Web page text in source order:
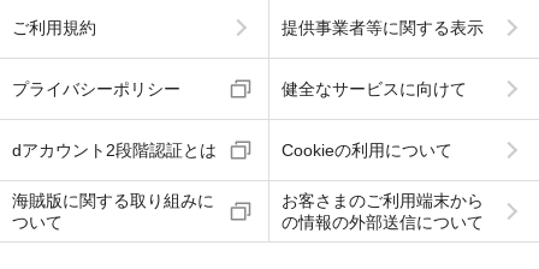
ご利用規約 提供事業者等に関する表示
プライバシーポリシー 健全なサービスに向けて
dアカウント2段階認証とは Cookieの利用について
海賊版に関する取り組みに
ついて
お客さまのご利用端末から
の情報の外部送信について